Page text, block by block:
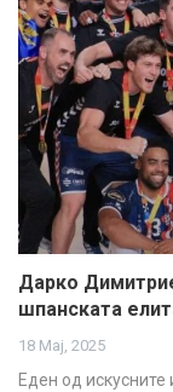
Дарко
шпанската
18 Мај, 2025
Еден од